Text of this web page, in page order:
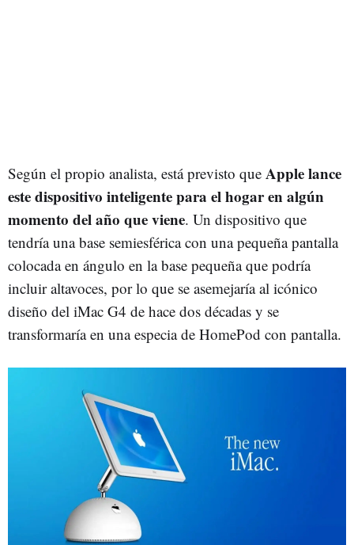
Según el propio analista, está previsto que Apple lance
este dispositivo inteligente para el hogar en algún
momento del año que viene. Un dispositivo que
tendría una base semiesférica con una pequeña pantalla
colocada en ángulo en la base pequeña que podría
incluir altavoces, por lo que se asemejaría al icónico
diseño del iMac G4 de hace dos décadas y se
transformaría en una especia de HomePod con pantalla.